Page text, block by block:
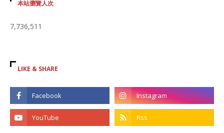
本站瀏覽人次
7,736,511
LIKE & SHARE